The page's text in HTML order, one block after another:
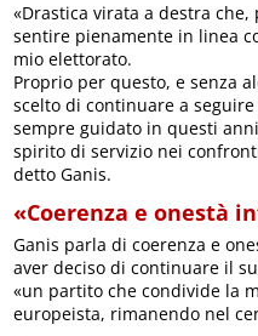
«Drastica virata a destra
sentire pienamente in linea
mio elettorato.
Proprio per questo, e senza
scelto di continuare a
sempre guidato in questi
spirito di servizio nei
detto Ganis.
«Coerenza e onestà
Ganis parla di coerenza e
aver deciso di continuare il
«un partito che condivide la
europeista, rimanendo nel